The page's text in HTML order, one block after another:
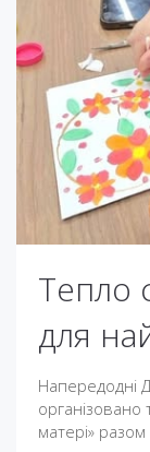
Тепло
для
Напередодні
організовано
матері»